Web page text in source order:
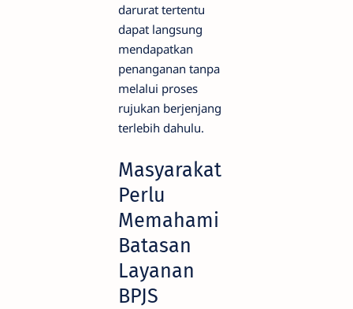
darurat tertentu
dapat langsung
mendapatkan
penanganan tanpa
melalui proses
rujukan berjenjang
terlebih dahulu.
Masyarakat
Perlu
Memahami
Batasan
Layanan
BPJS